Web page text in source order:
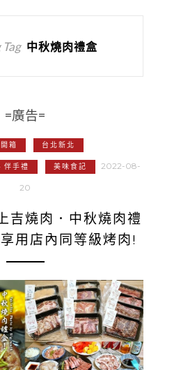
中秋燒肉禮盒
=廣告=
箱 台北新北
伴手禮 美味食記 2022-08-
20
吉燒肉．中秋燒肉禮
用店內同等級烤肉!